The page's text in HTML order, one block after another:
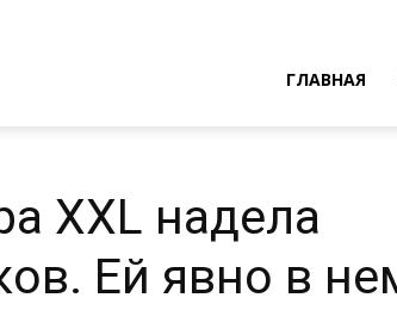
ГЛАВНАЯ
XXL надела
Ей явно в